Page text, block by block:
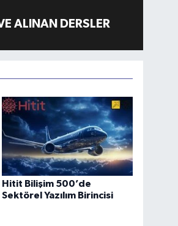
ALINAN DERSLER
Hitit Bilişim 500’de
Sektörel Yazılım Birincisi